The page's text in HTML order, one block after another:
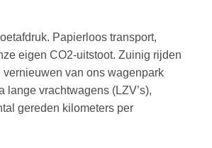
Papierloos transport,
eigen CO2-uitstoot. Zuinig rijden
van ons wagenpark
lange vrachtwagens (LZV’s),
gereden kilometers per